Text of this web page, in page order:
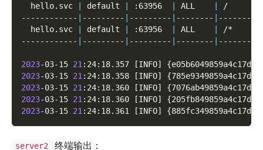
  hello.svc
default :63956 ALL /
------------
--------- --------- -------- -------
  hello.svc
default :63956 ALL /*
------------
--------- --------- -------- -------
2023-03-15 21 :24:18.357 [INFO] {
2023-03-15 21 :24:18.358 [INFO] {
2023-03-15 21 :24:18.360 [INFO] {
2023-03-15 21 :24:18.360 [INFO] {
2023-03-15 21 :24:18.361 [INFO] {
server2 终端输出：